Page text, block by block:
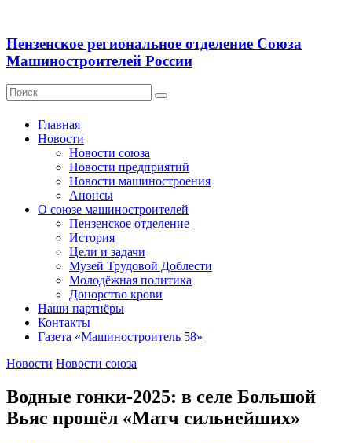
Пензенское региональное отделение Союза
Машиностроителей России
Главная
Новости
Новости союза
Новости предприятий
Новости машиностроения
Анонсы
О союзе машиностроителей
Пензенское отделение
История
Цели и задачи
Музей Трудовой Доблести
Молодёжная политика
Донорство крови
Наши партнёры
Контакты
Газета «Машиностроитель 58»
Новости Новости союза
Водные гонки-2025: в селе Большой
Вьяс прошёл «Матч сильнейших»